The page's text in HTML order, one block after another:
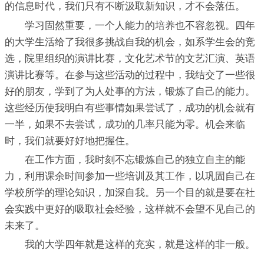
的信息时代，我们只有不断汲取新知识，才不会落伍。
学习固然重要，一个人能力的培养也不容忽视。四年
的大学生活给了我很多挑战自我的机会，如系学生会的竞
选，院里组织的演讲比赛，文化艺术节的文艺汇演、英语
演讲比赛等。在参与这些活动的过程中，我结交了一些很
好的朋友，学到了为人处事的方法，锻炼了自己的能力。
这些经历使我明白有些事情如果尝试了，成功的机会就有
一半，如果不去尝试，成功的几率只能为零。机会来临
时，我们就要好好地把握住。
在工作方面，我时刻不忘锻炼自己的独立自主的能
力，利用课余时间参加一些培训及其工作，以巩固自己在
学校所学的理论知识，加深自我。另一个目的就是要在社
会实践中更好的吸取社会经验，这样就不会望不见自己的
未来了。
我的大学四年就是这样的充实，就是这样的非一般。